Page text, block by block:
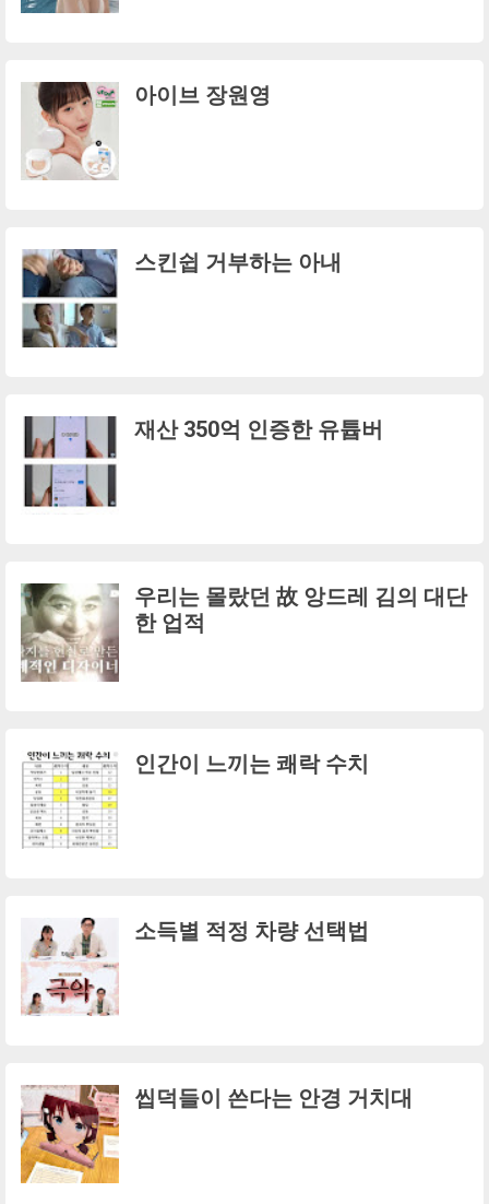
아이브 장원영
스킨쉽 거부하는 아내
재산 350억 인증한 유튭버
우리는 몰랐던 故 앙드레 김의 대단
한 업적
인간이 느끼는 쾌락 수치
소득별 적정 차량 선택법
씹덕들이 쓴다는 안경 거치대